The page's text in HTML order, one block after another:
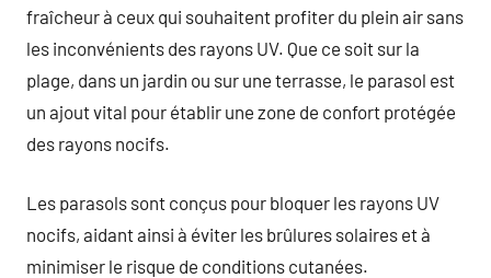
fraîcheur à ceux qui souhaitent profiter du plein air sans
les inconvénients des rayons UV. Que ce soit sur la
plage, dans un jardin ou sur une terrasse, le parasol est
un ajout vital pour établir une zone de confort protégée
des rayons nocifs.
Les parasols sont conçus pour bloquer les rayons UV
nocifs, aidant ainsi à éviter les brûlures solaires et à
minimiser le risque de conditions cutanées.